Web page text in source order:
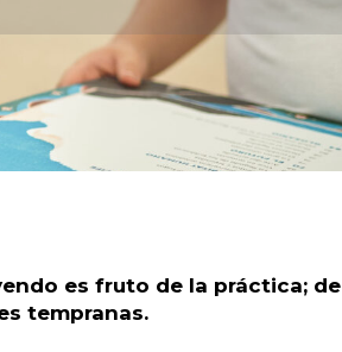
es fruto de la práctica; de
tempranas.